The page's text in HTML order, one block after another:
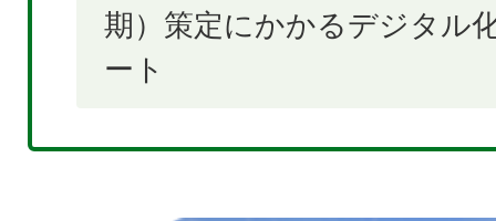
期）策定にかかるデジタル
ート